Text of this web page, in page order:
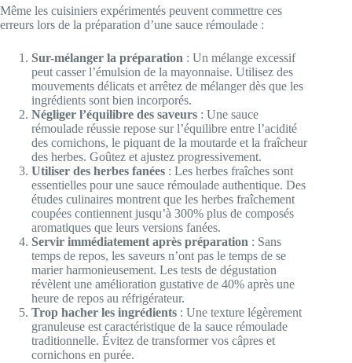
Même les cuisiniers expérimentés peuvent commettre ces
erreurs lors de la préparation d’une sauce rémoulade :
Sur-mélanger la préparation : Un mélange excessif
peut casser l’émulsion de la mayonnaise. Utilisez des
mouvements délicats et arrêtez de mélanger dès que les
ingrédients sont bien incorporés.
Négliger l’équilibre des saveurs : Une sauce
rémoulade réussie repose sur l’équilibre entre l’acidité
des cornichons, le piquant de la moutarde et la fraîcheur
des herbes. Goûtez et ajustez progressivement.
Utiliser des herbes fanées : Les herbes fraîches sont
essentielles pour une sauce rémoulade authentique. Des
études culinaires montrent que les herbes fraîchement
coupées contiennent jusqu’à 300% plus de composés
aromatiques que leurs versions fanées.
Servir immédiatement après préparation : Sans
temps de repos, les saveurs n’ont pas le temps de se
marier harmonieusement. Les tests de dégustation
révèlent une amélioration gustative de 40% après une
heure de repos au réfrigérateur.
Trop hacher les ingrédients : Une texture légèrement
granuleuse est caractéristique de la sauce rémoulade
traditionnelle. Évitez de transformer vos câpres et
cornichons en purée.